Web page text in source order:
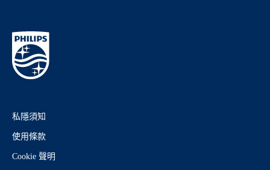
私隱須知
使用條款
Cookie 聲明